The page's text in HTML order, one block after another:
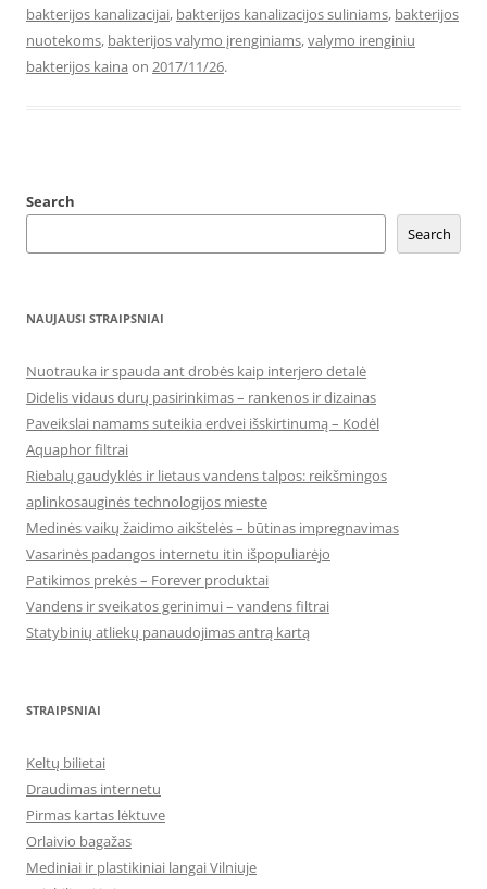
bakterijos kanalizacijai, bakterijos kanalizacijos suliniams, bakterijos
nuotekoms, bakterijos valymo įrenginiams,valymo irenginiu
bakterijos kaina on 2017/11/26.
Search
Search
NAUJAUSI STRAIPSNIAI
Nuotrauka ir spauda ant drobės kaip interjero detalė
Didelis vidaus durų pasirinkimas – rankenos ir dizainas
Paveikslai namams suteikia erdvei išskirtinumą – Kodėl
Aquaphor filtrai
Riebalų gaudyklės ir lietaus vandens talpos: reikšmingos
aplinkosauginės technologijos mieste
Medinės vaikų žaidimo aikštelės – būtinas impregnavimas
Vasarinės padangos internetu itin išpopuliarėjo
Patikimos prekės – Forever produktai
Vandens ir sveikatos gerinimui – vandens filtrai
Statybinių atliekų panaudojimas antrą kartą
STRAIPSNIAI
Keltų bilietai
Draudimas internetu
Pirmas kartas lėktuve
Orlaivio bagažas
Mediniai ir plastikiniai langai Vilniuje